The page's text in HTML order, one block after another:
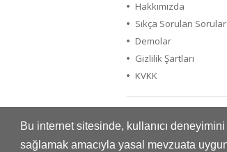
Bu internet sitesinde, kullanıcı
sağlamak amacıyla yasal mevzuata
Hakkımızda
Sıkça Sorulan Sorular
Demolar
Gizlilik Şartları
KVKK